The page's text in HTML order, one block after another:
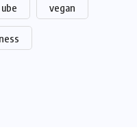
ube vegan